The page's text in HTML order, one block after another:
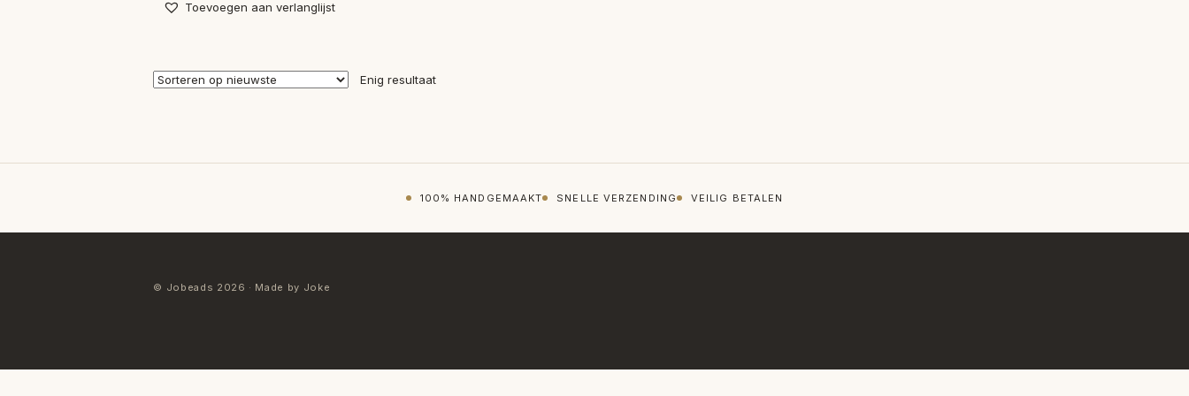
Toevoegen aan verlanglijst
Enig resultaat
100% HANDGEMAAKT SNELLE VERZENDING VEILIG BETALEN
© Jobeads 2026 · Made by Joke